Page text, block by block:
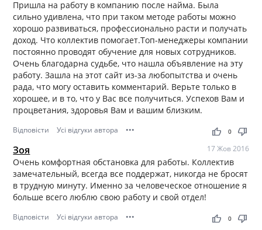
Пришла на работу в компанию после найма. Была
сильно удивлена, что при таком методе работы можно
хорошо развиваться, профессионально расти и получать
доход. Что коллектив помогает.Топ-менеджеры компании
постоянно проводят обучение для новых сотрудников.
Очень благодарна судьбе, что нашла объявление на эту
работу. Зашла на этот сайт из-за любопытства и очень
рада, что могу оставить комментарий. Верьте только в
хорошее, и в то, что у Вас все получиться. Успехов Вам и
процветания, здоровья Вам и вашим близким.
Відповісти Усі відгуки автора ••• thumb_up thumb_down
0
Зоя 17 Жов 2016
Oчень комфортная обстановка для работы. Коллектив
замечательный, всегда все поддержат, никогда не бросят
в трудную минуту. Именно за человеческое отношение я
больше всего люблю свою работу и свой отдел!
Відповісти Усі відгуки автора ••• thumb_up thumb_down
0